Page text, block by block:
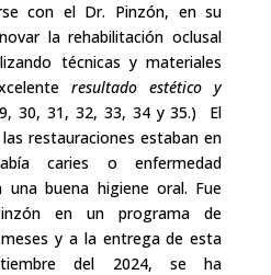
con el Dr. Pinzón, en su
la rehabilitación oclusal
técnicas y materiales
resultado estético y
30, 31, 32, 33, 34 y 35.) El
restauraciones estaban en
caries o enfermedad
una buena higiene oral. Fue
en un programa de
y a la entrega de esta
del 2024, se ha